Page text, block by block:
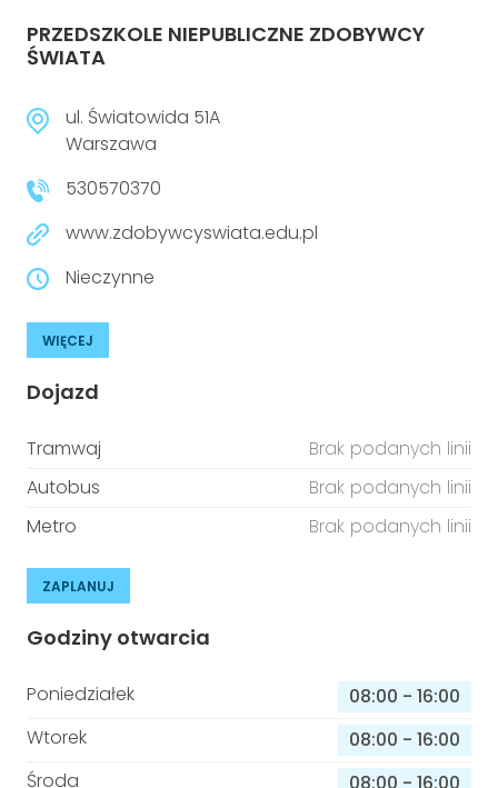
PRZEDSZKOLE NIEPUBLICZNE ZDOBYWCY
ŚWIATA
ul. Światowida 51A
Warszawa
530570370
www.zdobywcyswiata.edu.pl
Nieczynne
WIĘCEJ
Dojazd
Tramwaj
Brak podanych linii
Autobus
Brak podanych linii
Metro
Brak podanych linii
ZAPLANUJ
Godziny otwarcia
Poniedziałek 08:00 - 16:00
Wtorek
08:00 - 16:00
Środa